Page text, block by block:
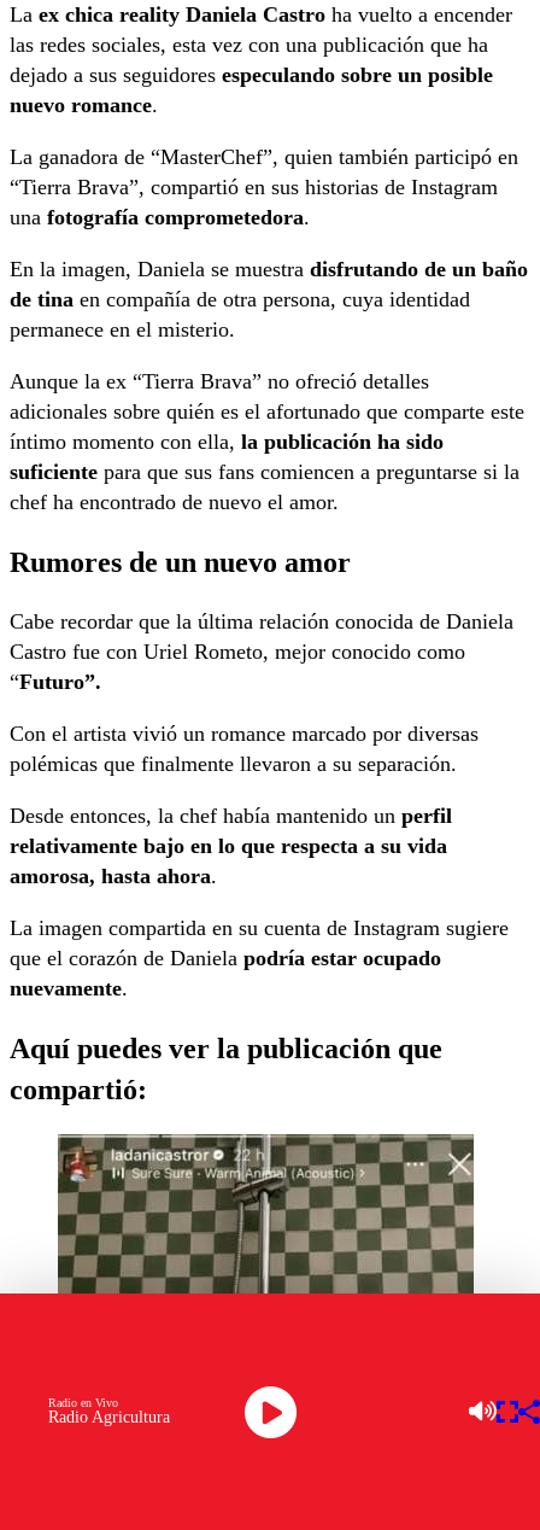
La ex chica reality Daniela Castro ha vuelto a encender
las redes sociales, esta vez con una publicación que ha
dejado a sus seguidores especulando sobre un posible
nuevo romance.
La ganadora de “MasterChef”, quien también participó en
“Tierra Brava”, compartió en sus historias de Instagram
una fotografía comprometedora.
En la imagen, Daniela se muestra disfrutando de un baño
de tina en compañía de otra persona, cuya identidad
permanece en el misterio.
Aunque la ex “Tierra Brava” no ofreció detalles
adicionales sobre quién es el afortunado que comparte este
íntimo momento con ella, la publicación ha sido
suficiente para que sus fans comiencen a preguntarse si la
chef ha encontrado de nuevo el amor.
Rumores de un nuevo amor
Cabe recordar que la última relación conocida de Daniela
Castro fue con Uriel Rometo, mejor conocido como
“Futuro”.
Con el artista vivió un romance marcado por diversas
polémicas que finalmente llevaron a su separación.
Desde entonces, la chef había mantenido un perfil
relativamente bajo en lo que respecta a su vida
amorosa, hasta ahora.
La imagen compartida en su cuenta de Instagram sugiere
que el corazón de Daniela podría estar ocupado
nuevamente.
Aquí puedes ver la publicación que
compartió:
Radio Agricultura
Radio en Vivo